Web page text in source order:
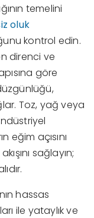
temelini
oluk
kontrol edin.
direnci ve
göre
Toz, yağ veya
eğim açısını
sağlayın;
hassas
ile yataylık ve